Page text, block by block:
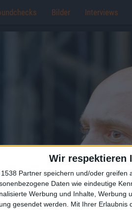
Wir respektieren
Partner speichern und/oder
Daten wie eindeutige
Werbung und Inhalte, Werbung
gesendet werden. Mit Ihrer Erlaubnis
Bilder Interviews